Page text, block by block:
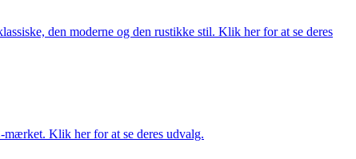
den moderne og den rustikke stil. Klik her for at se deres
mærket. Klik her for at se deres udvalg.